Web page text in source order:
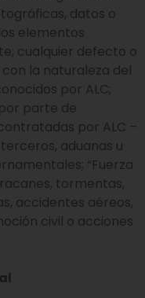
datos o
elementos
cualquier defecto o
la naturaleza del
por ALC;
parte de
por ALC –
aduanas u
“Fuerza
tormentas,
accidentes aéreos,
civil o acciones